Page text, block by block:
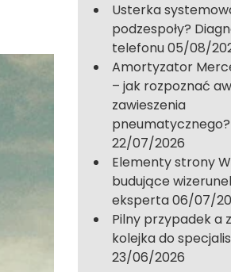
Usterka
podzespoły?
telefonu05/08/
Amortyzator
– jak rozpoznać
zawieszenia
pneumatycznego?
22/07/2026
Elementy strony
budujące
eksperta06/07/
Pilny przypadek a
kolejka do
23/06/2026